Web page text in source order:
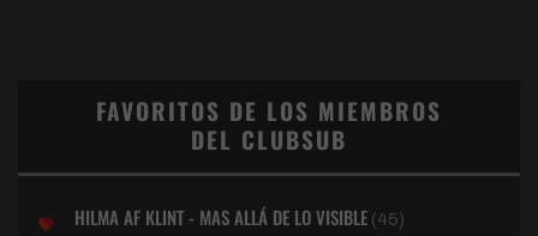
FAVORITOS DE LOS MIEMBROS
DEL CLUBSUB
HILMA AF KLINT - MAS ALLÁ DE LO VISIBLE (45)